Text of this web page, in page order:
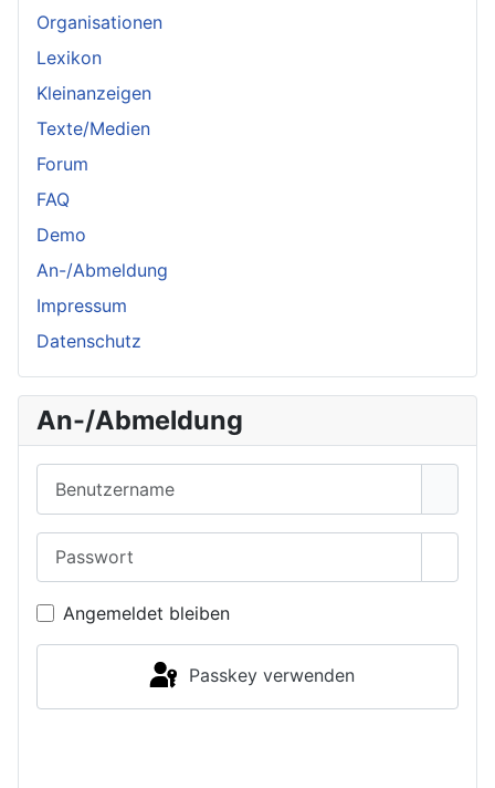
Organisationen
Lexikon
Kleinanzeigen
Texte/Medien
Forum
FAQ
Demo
An-/Abmeldung
Impressum
Datenschutz
An-/Abmeldung
Angemeldet bleiben
Passkey verwenden